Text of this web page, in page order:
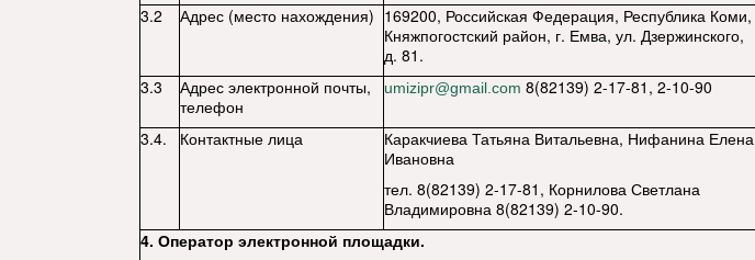
3.2
Адрес (место нахождения) 169200, Российская Федерация, Республика Коми,
Княжпогостский район, г. Емва, ул. Дзержинского,
д. 81.
3.3
Адрес электронной почты,
телефон
umizipr@gmail.com 8(82139) 2-17-81, 2-10-90
3.4. Контактные лица
Каракчиева Татьяна Витальевна, Нифанина Елена
Ивановна
тел. 8(82139) 2-17-81, Корнилова Светлана
Владимировна 8(82139) 2-10-90.
4. Оператор электронной площадки.